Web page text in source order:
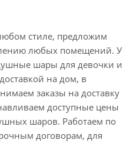
стиле, предложим
любых помещений. У
шары для девочки и
на дом, в
заказы на доставку
доступные цены
шаров. Работаем по
договорам, для